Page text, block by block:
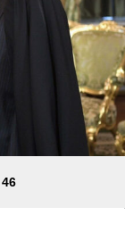
46komentara